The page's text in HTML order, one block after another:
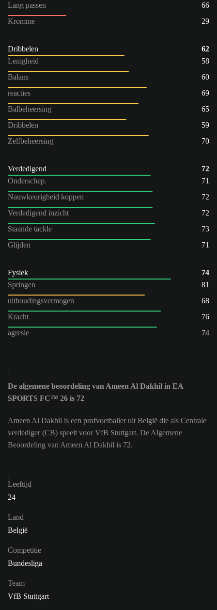
Lang passen
66
Kromme
29
Dribbelen
62
Lenigheid
58
Balans
60
reacties
69
Balbeheersing
65
Dribbelen
59
Zelfbeheersing
70
Verdedigend
72
Onderschep.
71
Nauwkeurigheid koppen
72
Verdedigend inzicht
72
Staande tackle
73
Glijden
71
Fysiek
74
Springen
81
uithoudingsvermogen
68
Kracht
76
agresie
74
De algemene beoordeling van Ameen Al Dakhil in EA
SPORTS FC™ 26 is 72
Ameen Al Dakhil is een profvoetballer uit België die als Centrale
verdediger (CB) speelt voor VfB Stuttgart. De Algemene
Beoordeling van Ameen Al Dakhil is 72.
Leeftijd
24
Land
België
Competitie
Bundesliga
Team
VfB Stuttgart